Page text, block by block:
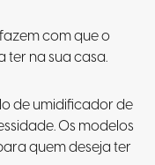
com que o
ter na sua casa.
de umidificador de
Os modelos
quem deseja ter